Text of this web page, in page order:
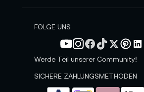
s
e
FOLGE UNS
Werde Teil unserer Community!
SICHERE ZAHLUNGSMETHODEN